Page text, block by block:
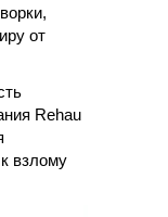
от
Rehau
взлому